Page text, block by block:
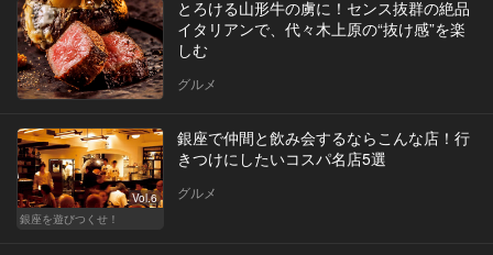
とろける山形牛の虜に！センス抜群の絶品
イタリアンで、代々木上原の“抜け感”を楽
しむ
グルメ
Vol.6
銀座を遊びつくせ！
銀座で仲間と飲み会するならこんな店！行
きつけにしたいコスパ名店5選
グルメ